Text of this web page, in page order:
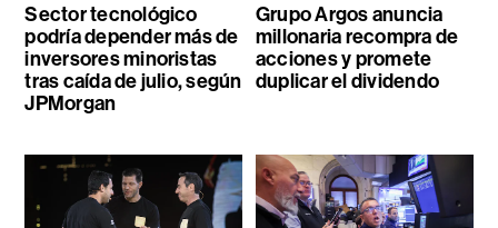
Sector tecnológico
podría depender más de
inversores minoristas
tras caída de julio, según
JPMorgan
Grupo Argos anuncia
millonaria recompra de
acciones y promete
duplicar el dividendo